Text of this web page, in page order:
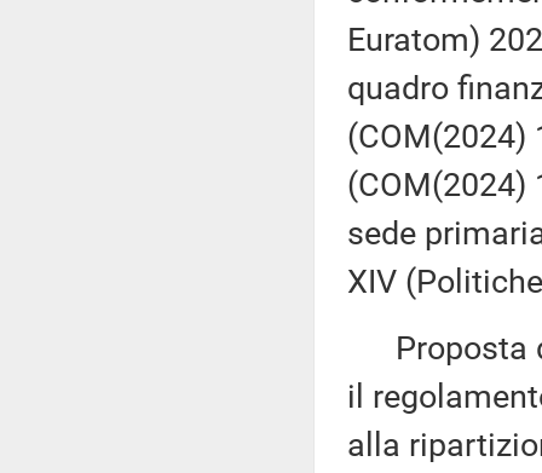
Euratom)
quadro
(COM(2024)
(COM(2024)
sede
XIV
Proposta
il
alla